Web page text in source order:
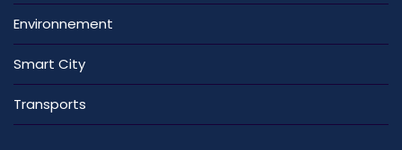
Environnement
Smart City
Transports